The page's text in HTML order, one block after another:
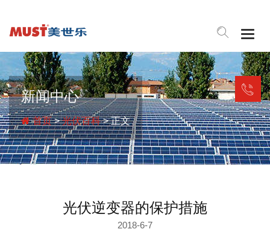
新闻中心
首页>光伏百科> 正文
光伏逆变器的保护措施
2018-6-7